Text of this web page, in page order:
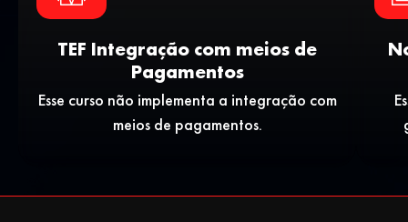
TEF Integração com meios de
Pagamentos
Esse curso não implementa a integração com
meios de pagamentos.